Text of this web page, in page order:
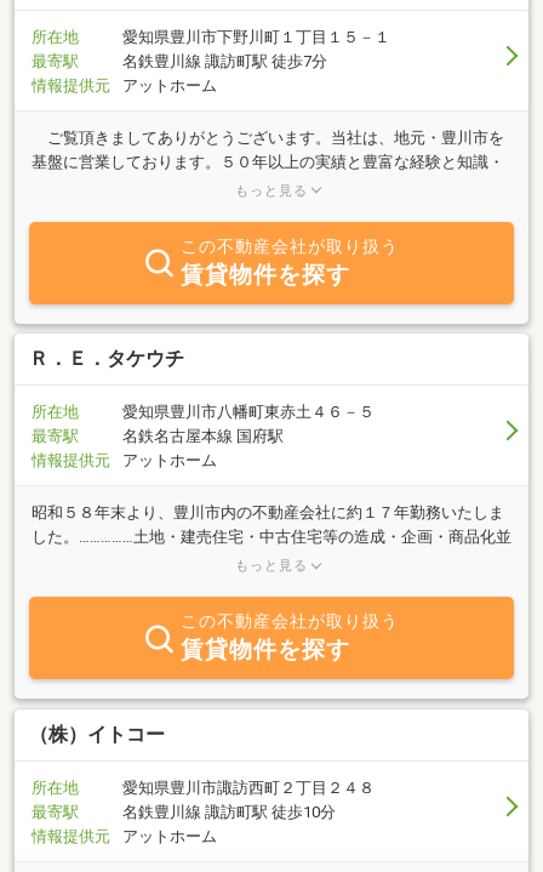
所在地
愛知県豊川市下野川町１丁目１５－１
最寄駅
名鉄豊川線 諏訪町駅 徒歩7分
情報提供元
アットホーム
ご覧頂きましてありがとうございます。当社は、地元・豊川市を
基盤に営業しております。５０年以上の実績と豊富な経験と知識・
真心で皆様のご要望に応えられるよう不動産情報を取りそろえてお
への無料相談も受け付けております。弁護士・司法書士・行政書
士・土地家屋調査士・金融機関と連携がありますので、物件の資産
価値やお客様のライフプランにあわせたご提案＝不動産コンサルテ
ィングを“親身に”“丁寧”にさせていただきます。“ちょっと先のこと
だけど・・・”のことでも、お気軽にお問いあわせお待ちしておりま
す。※２０１８年４月 事務所改装しました。
もっと見る
この不動産会社が取り扱う
賃貸物件を探す
Ｒ．Ｅ．タケウチ
所在地
愛知県豊川市八幡町東赤土４６－５
最寄駅
名鉄名古屋本線 国府駅
情報提供元
アットホーム
昭和５８年末より、豊川市内の不動産会社に約１７年勤務いたしま
した。……………土地・建売住宅・中古住宅等の造成・企画・商品化並
びにその販売をする業務……………営業エリアは豊川市・豊橋市・田原
務いたしました。この合計約２４年の経験を礎に２００７．９．１
に、地元であり土地区画整理の進行する豊川市八幡町東赤土に不動
産事務所を開設致しまして、現在に至っております。【丁寧な取
引】を身上としております。｛売却物件の無料査定いたします｝
｛登録物件以外の情報ございます｝ ……お気軽にご来店・ご連絡く
ださい
営業時間 ９：００～１７：３０ 土
曜・日曜も営業しております。
もっと見る
この不動産会社が取り扱う
賃貸物件を探す
（株）イトコー
所在地
愛知県豊川市諏訪西町２丁目２４８
最寄駅
名鉄豊川線 諏訪町駅 徒歩10分
情報提供元
アットホーム